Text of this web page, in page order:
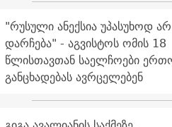
"რუსული ანექსია უპასუხოდ არ
დარჩება" - აგვისტოს ომის 18
წლისთავთან საელჩოები
განცხადებას ავრცელებენ